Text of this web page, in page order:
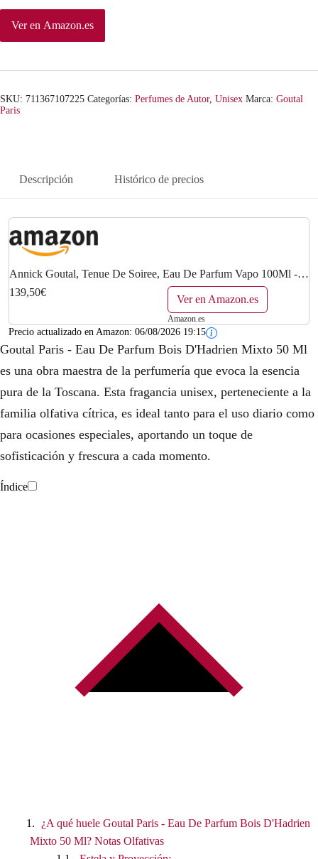
Ver en Amazon.es
SKU: 711367107225 Categorías: Perfumes de Autor, Unisex Marca: Goutal
Paris
Descripción Histórico de precios
Annick Goutal, Tenue De Soiree, Eau De Parfum Vapo 100Ml -
100 ml
139,50€
Ver en Amazon.es
Amazon.es
Precio actualizado en Amazon: 06/08/2026 19:15
Goutal Paris - Eau De Parfum Bois D'Hadrien Mixto 50 Ml
es una obra maestra de la perfumería que evoca la esencia
pura de la Toscana. Esta fragancia unisex, perteneciente a la
familia olfativa cítrica, es ideal tanto para el uso diario como
para ocasiones especiales, aportando un toque de
sofisticación y frescura a cada momento.
Índice
¿A qué huele Goutal Paris - Eau De Parfum Bois D'Hadrien
Mixto 50 Ml? Notas Olfativas